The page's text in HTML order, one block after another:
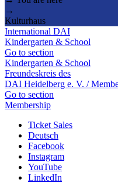
→
Kulturhaus
International DAI
Kindergarten & School
Go to section
Kindergarten & School
Freundeskreis des
DAI Heidelberg e. V. /
Go to section
Membership
Ticket Sales
Deutsch
Facebook
Instagram
YouTube
LinkedIn